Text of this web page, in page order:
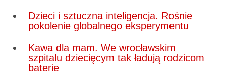
Dzieci i sztuczna inteligencja. Rośnie
pokolenie globalnego eksperymentu
Kawa dla mam. We wrocławskim
szpitalu dziecięcym tak ładują rodzicom
baterie